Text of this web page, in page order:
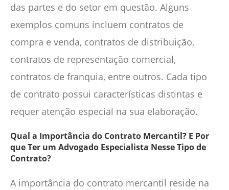
das partes e do setor em questão. Alguns
exemplos comuns incluem contratos de
compra e venda, contratos de distribuição,
contratos de representação comercial,
contratos de franquia, entre outros. Cada tipo
de contrato possui características distintas e
requer atenção especial na sua elaboração.
Qual a Importância do Contrato Mercantil? E Por
que Ter um Advogado Especialista Nesse Tipo de
Contrato?
A importância do contrato mercantil reside na